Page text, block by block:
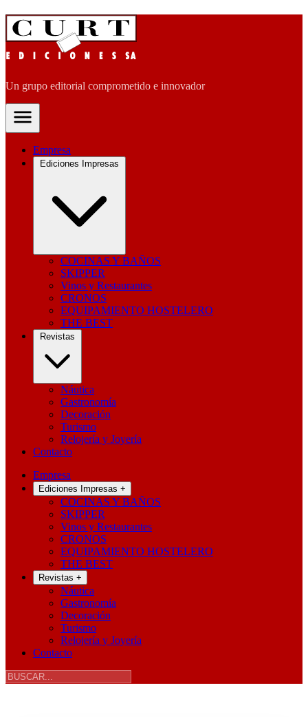
Un grupo editorial comprometido e innovador
Empresa
Ediciones Impresas
COCINAS Y BAÑOS
SKIPPER
Vinos y Restaurantes
CRONOS
EQUIPAMIENTO HOSTELERO
THE BEST
Revistas
Náutica
Gastronomía
Decoración
Turismo
Relojería y Joyería
Contacto
Empresa
Ediciones Impresas +
COCINAS Y BAÑOS
SKIPPER
Vinos y Restaurantes
CRONOS
EQUIPAMIENTO HOSTELERO
THE BEST
Revistas +
Náutica
Gastronomía
Decoración
Turismo
Relojería y Joyería
Contacto